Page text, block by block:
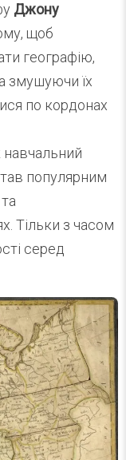
Джону
щоб
географію,
змушуючи їх
по кордонах
популярним
Тільки з часом
серед